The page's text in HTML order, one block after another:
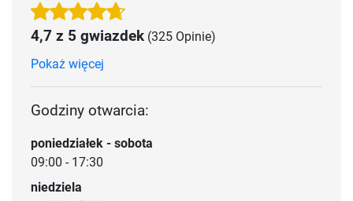
4,7 z 5 gwiazdek (325 Opinie)
Pokaż więcej
Godziny otwarcia:
poniedziałek - sobota
09:00 - 17:30
niedziela